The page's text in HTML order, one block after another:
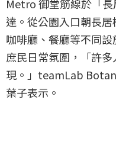
Metro 御堂筋線於「
達。從公園入口朝長
咖啡廳、餐廳等不同
庶民日常氛圍，「許
現。」teamLab
葉子表示。